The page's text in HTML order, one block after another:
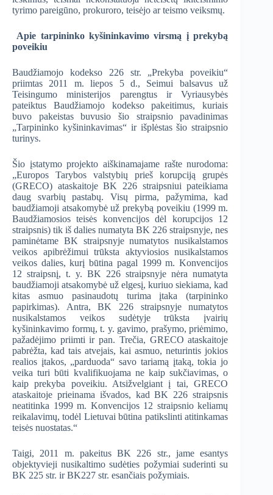
tyrimo pareigūno, prokuroro, teisėjo ar teismo veiksmų.
Apie tarpininko kyšininkavimo virsmą į prekybą
poveikiu
Baudžiamojo kodekso 226 str. „Prekyba poveikiu“
priimtas 2011 m. liepos 5 d., Seimui balsavus už
Teisingumo ministerijos parengtus ir Vyriausybės
pateiktus Baudžiamojo kodekso pakeitimus, kuriais
buvo pakeistas buvusio šio straipsnio pavadinimas
„Tarpininko kyšininkavimas“ ir išplėstas šio straipsnio
turinys.
Šio įstatymo projekto aiškinamajame rašte nurodoma:
„Europos Tarybos valstybių prieš korupciją grupės
(GRECO) ataskaitoje BK 226 straipsniui pateikiama
daug svarbių pastabų. Visų pirma, pažymima, kad
baudžiamoji atsakomybė už prekybą poveikiu (1999 m.
Baudžiamosios teisės konvencijos dėl korupcijos 12
straipsnis) tik iš dalies numatyta BK 226 straipsnyje, nes
paminėtame BK straipsnyje numatytos nusikalstamos
veikos apibrėžimui trūksta aktyviosios nusikalstamos
veikos dalies, kurį būtina pagal 1999 m. Konvencijos
12 straipsnį, t. y. BK 226 straipsnyje nėra numatyta
baudžiamoji atsakomybė už elgesį, kuriuo siekiama, kad
kitas asmuo pasinaudotų turima įtaka (tarpininko
papirkimas). Antra, BK 226 straipsnyje numatytos
nusikalstamos veikos sudėtyje trūksta įvairių
kyšininkavimo formų, t. y. gavimo, prašymo, priėmimo,
pažadėjimo priimti ir pan. Trečia, GRECO ataskaitoje
pabrėžta, kad tais atvejais, kai asmuo, neturintis jokios
realios įtakos, „parduoda“ savo tariamą įtaką, tokia jo
veika turi būti kvalifikuojama ne kaip sukčiavimas, o
kaip prekyba poveikiu. Atsižvelgiant į tai, GRECO
ataskaitoje prieinama išvados, kad BK 226 straipsnis
neatitinka 1999 m. Konvencijos 12 straipsnio keliamų
reikalavimų, todėl Lietuvai būtina patikslinti atitinkamas
teisės nuostatas.“
Taigi, 2011 m. pakeitus BK 226 str., jame esantys
objektyvieji nusikaltimo sudėties požymiai suderinti su
BK 225 str. ir BK227 str. esančiais požymiais.